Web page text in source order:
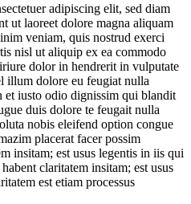
adipiscing elit, sed diam
ut laoreet dolore magna aliquam
veniam, quis nostrud exerci
nisl ut aliquip ex ea commodo
dolor in hendrerit in vulputate
illum dolore eu feugiat nulla
et iusto odio dignissim qui blandit
duis dolore te feugait nulla
nobis eleifend option congue
placerat facer possim
insitam; est usus legentis in iis qui
claritatem insitam; est usus
est etiam processus